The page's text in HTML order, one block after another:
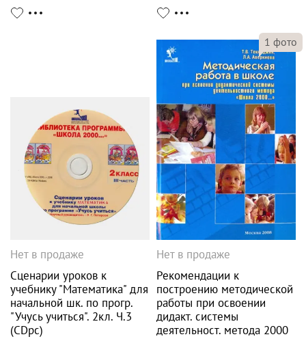
Нет в продаже
Сценарии уроков к
учебнику "Математика" для
начальной шк. по прогр.
"Учусь учиться". 2кл. Ч.3
(CDpc)
1 фото
Нет в продаже
Рекомендации к
построению методической
работы при освоении
дидакт. системы
деятельност. метода 2000